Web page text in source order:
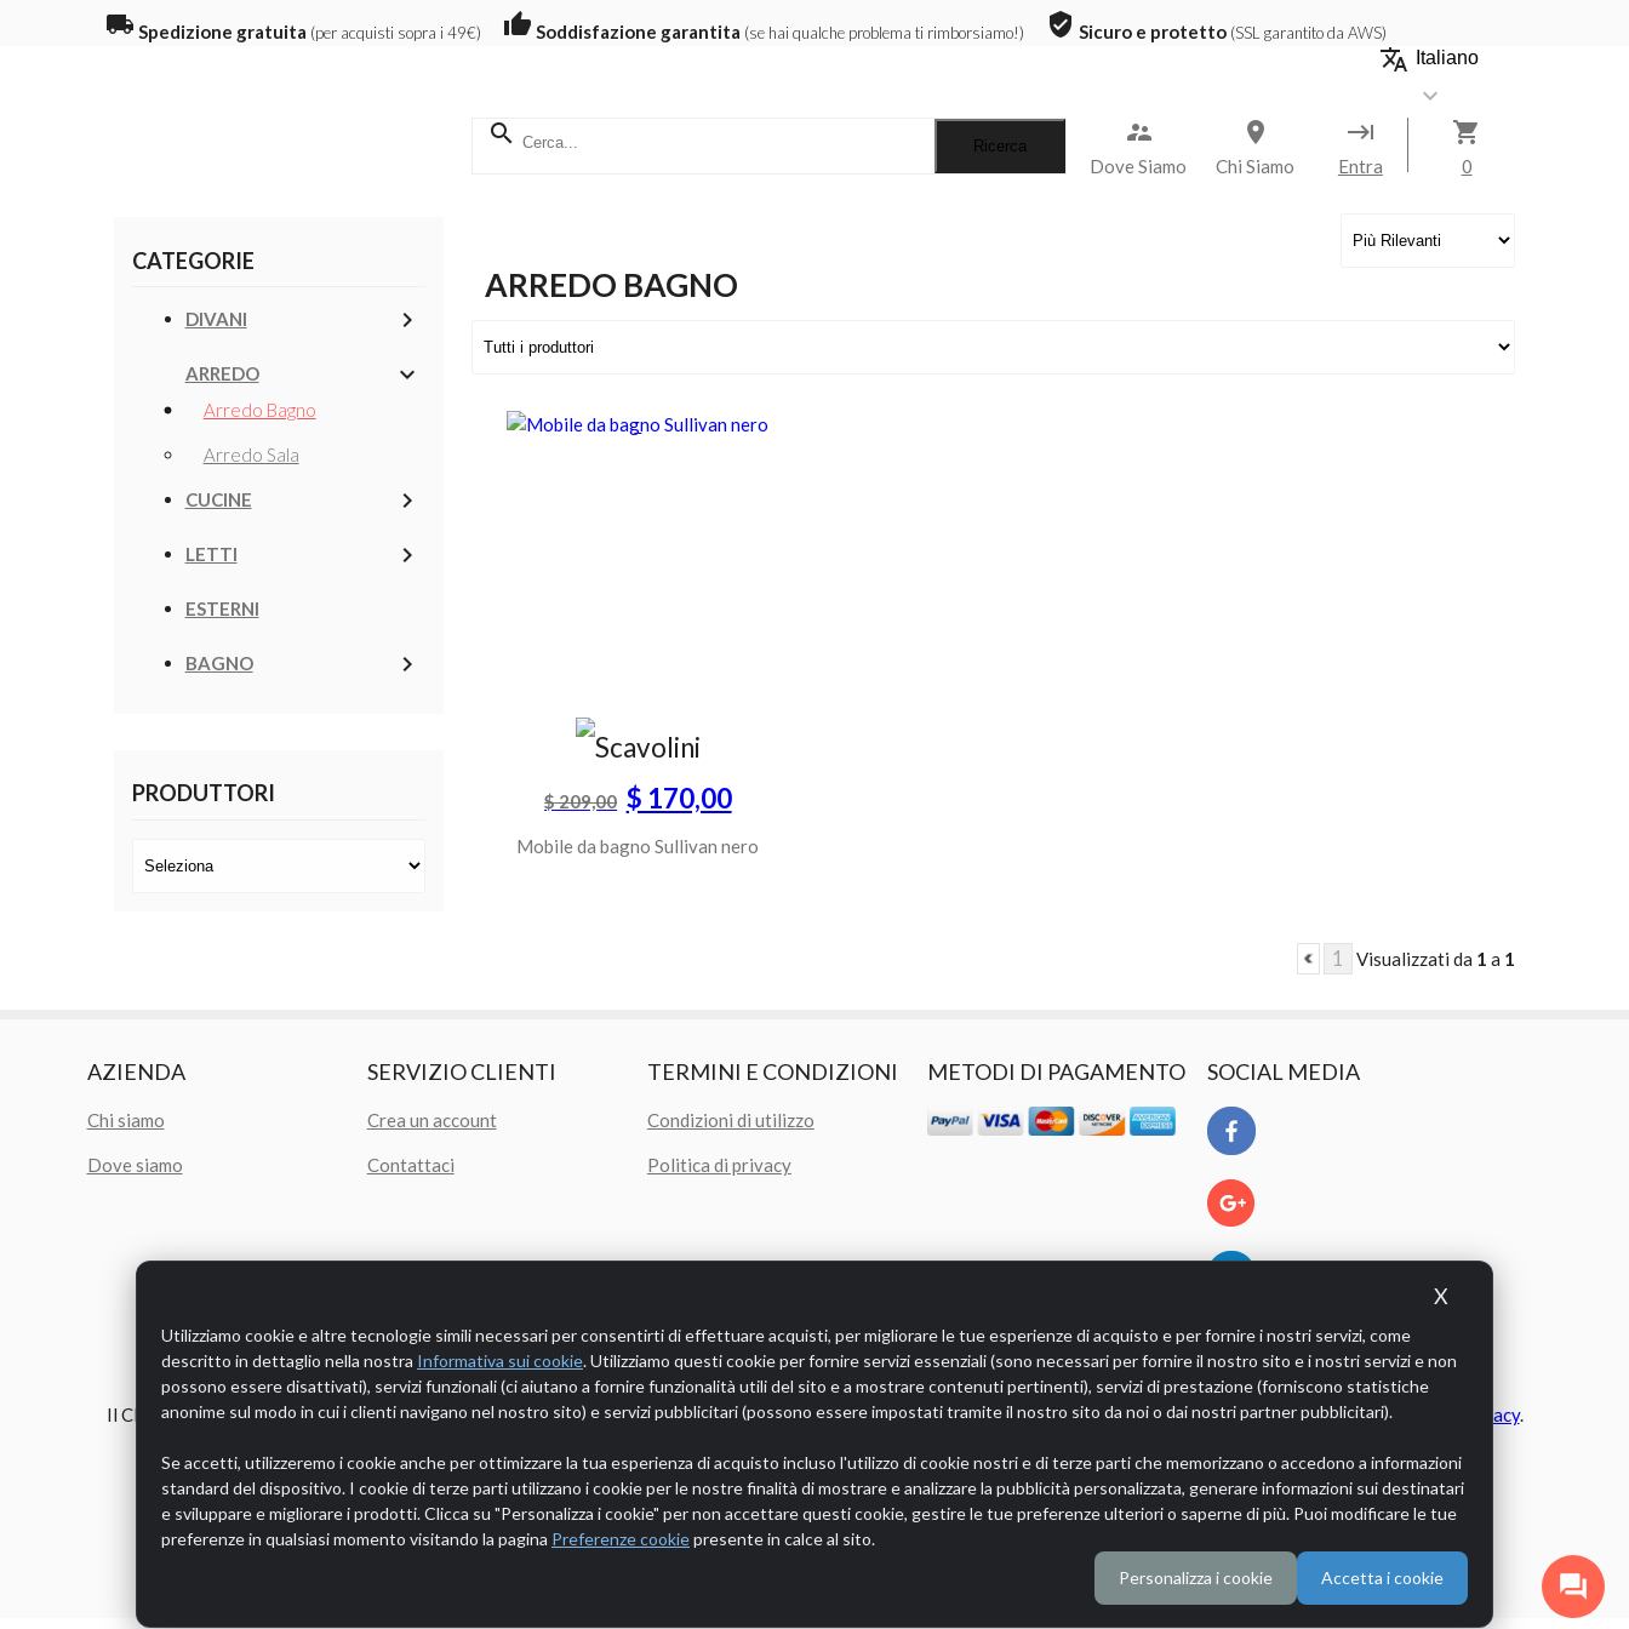
X
Utilizziamo cookie e altre tecnologie simili necessari per consentirti di effettuare acquisti, per migliorare le tue esperienze di acquisto e per fornire i nostri servizi, come
descritto in dettaglio nella nostra Informativa sui cookie. Utilizziamo questi cookie per fornire servizi essenziali (sono necessari per fornire il nostro sito e i nostri servizi e non
possono essere disattivati), servizi funzionali (ci aiutano a fornire funzionalità utili del sito e a mostrare contenuti pertinenti), servizi di prestazione (forniscono statistiche
anonime sul modo in cui i clienti navigano nel nostro sito) e servizi pubblicitari (possono essere impostati tramite il nostro sito da noi o dai nostri partner pubblicitari).
Se accetti, utilizzeremo i cookie anche per ottimizzare la tua esperienza di acquisto incluso l'utilizzo di cookie nostri e di terze parti che memorizzano o accedono a informazioni
standard del dispositivo. I cookie di terze parti utilizzano i cookie per le nostre finalità di mostrare e analizzare la pubblicità personalizzata, generare informazioni sui destinatari
e sviluppare e migliorare i prodotti. Clicca su "Personalizza i cookie" per non accettare questi cookie, gestire le tue preferenze ulteriori o saperne di più. Puoi modificare le tue
preferenze in qualsiasi momento visitando la pagina Preferenze cookiepresente in calce al sito.
Personalizza i cookie
Accetta i cookie
local_shipping Spedizione gratuita (per acquisti sopra i 49€) thumb_up Soddisfazione garantita (se hai qualche problema ti rimborsiamo!) verified_user Sicuro e protetto (SSL garantito da AWS)
translate
keyboard_arrow_down
search
shopping_cart
0
keyboard_tab
Entra
Chi Siamo
Dove Siamo
CATEGORIE
DIVANI keyboard_arrow_right
ARREDO keyboard_arrow_down
Arredo Bagno
Arredo Sala
CUCINE keyboard_arrow_right
LETTI keyboard_arrow_right
ESTERNI
BAGNO keyboard_arrow_right
PRODUTTORI
ARREDO BAGNO
$ 209,00 $ 170,00
Mobile da bagno Sullivan nero
1 Visualizzati da 1 a 1
AZIENDA
Chi siamo
Dove siamo
SERVIZIO CLIENTI
Crea un account
Contattaci
TERMINI E CONDIZIONI
Condizioni di utilizzo
Politica di privacy
METODI DI PAGAMENTO SOCIAL MEDIA
Il Cliente è tutelato dalla legislazione europea in merito al GDPR 2016/679 (regolamento generale sulla protezione dei dati) per quanto concerne laprotezione dei dati e privacy.
Copyright © 2026Demo MaxphoP. IVA: test VAT
Uso dei cookie•Privacy•Recedi dal contratto
question_answer